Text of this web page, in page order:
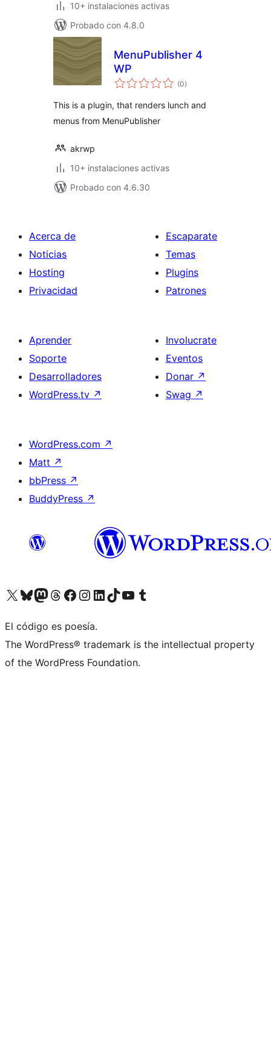
10+ instalaciones activas
Probado con 4.8.0
MenuPublisher 4
WP
(0total
de
)
This is a plugin, that renders lunch and
menus from MenuPublisher
akrwp
10+ instalaciones activas
Probado con 4.6.30
Acerca de
Noticias
Hosting
Privacidad
Escaparate
Temas
Plugins
Patrones
Aprender
Soporte
Desarrolladores
WordPress.tv ↗
Involucrate
Eventos
Donar ↗
Swag ↗
WordPress.com ↗
Matt ↗
bbPress ↗
BuddyPress ↗
Visitá nuestra cuenta de X (anteriormente Twitter)
Visitá nuestra cuenta de Bluesky
Visitá nuestra cuenta de Mastodon
Visitá nuestra cuenta de Threads
Visitá nuestra página de Facebook
Visitá nuestra cuenta de Instagram
Visitá nuestra cuenta de LinkedIn
Visitá nuestra cuenta de TikTok
Visitá nuestro canal de YouTube
Visitá nuestra cuenta de Tumblr
El código es poesía.
The WordPress® trademark is the intellectual property
of the WordPress Foundation.